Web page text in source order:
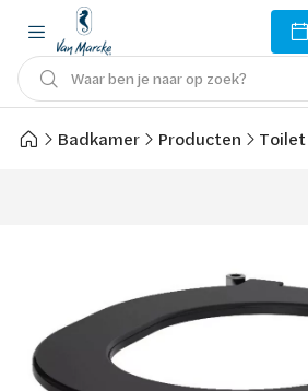
Waar ben je naar op zoek?
Badkamer Producten Toilet